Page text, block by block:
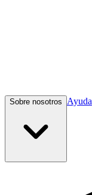
Sobre nosotros Ayuda